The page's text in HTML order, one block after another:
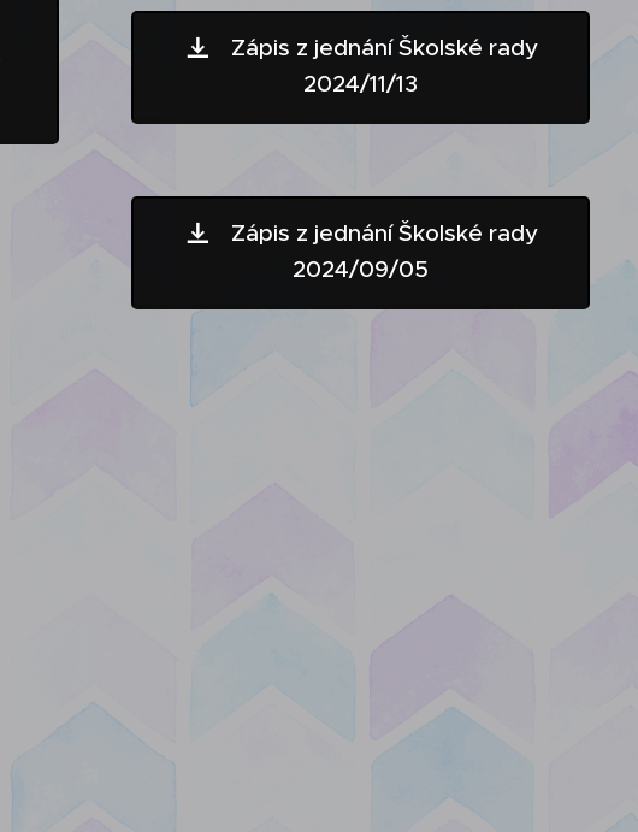
Zápis z jednání Školské rady
2024/11/13
Zápis z jednání Školské rady
2024/09/05